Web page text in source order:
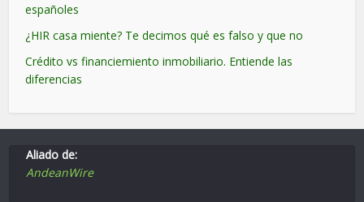
españoles
¿HIR casa miente? Te decimos qué es falso y que no
Crédito vs financiemiento inmobiliario. Entiende las
diferencias
Aliado de:
AndeanWire